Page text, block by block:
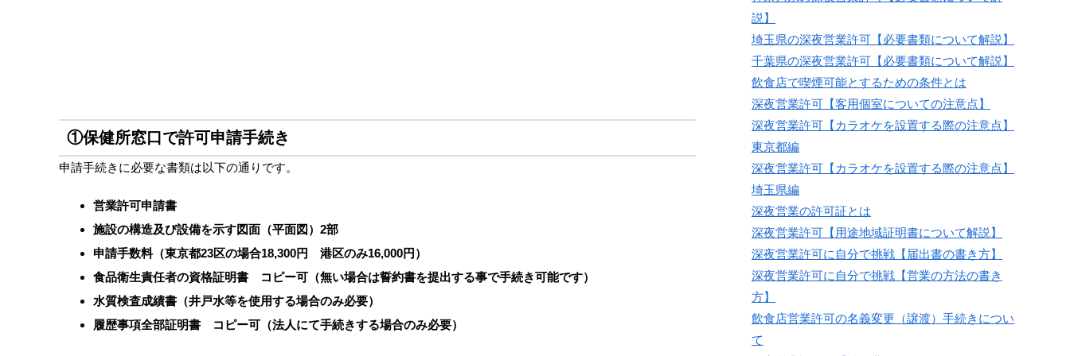
①保健所窓口で許可申請手続き
申請手続きに必要な書類は以下の通りです。
営業許可申請書
施設の構造及び設備を示す図面（平面図）2部
申請手数料（東京都23区の場合18,300円 港区のみ16,000円）
食品衛生責任者の資格証明書 コピー可（無い場合は誓約書を提出する事で手続き可能です）
水質検査成績書（井戸水等を使用する場合のみ必要）
履歴事項全部証明書 コピー可（法人にて手続きする場合のみ必要）
説】
埼玉県の深夜営業許可【必要書類について解説】
千葉県の深夜営業許可【必要書類について解説】
飲食店で喫煙可能とするための条件とは
深夜営業許可【客用個室についての注意点】
深夜営業許可【カラオケを設置する際の注意点】
東京都編
深夜営業許可【カラオケを設置する際の注意点】
埼玉県編
深夜営業の許可証とは
深夜営業許可【用途地域証明書について解説】
深夜営業許可に自分で挑戦【届出書の書き方】
深夜営業許可に自分で挑戦【営業の方法の書き
方】
飲食店営業許可の名義変更（譲渡）手続きについ
て